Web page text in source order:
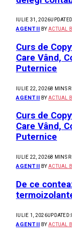
IULIE 31, 2026
AGENTII BY ACTUAL
Curs de
Care Vând,
Puternice
IULIE 22, 20268 MINS
AGENTII BY ACTUAL
Curs de
Care Vând,
Puternice
IULIE 22, 20268 MINS
AGENTII BY ACTUAL
De ce
IULIE 1, 2026UPDATED:
AGENTII BY ACTUAL